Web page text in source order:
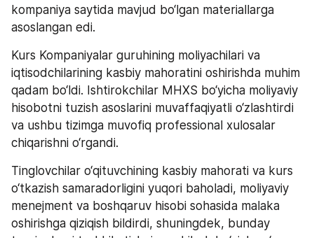
kompaniya saytida mavjud bo‘lgan materiallarga
asoslangan edi.
Kurs Kompaniyalar guruhining moliyachilari va
iqtisodchilarining kasbiy mahoratini oshirishda muhim
qadam bo‘ldi. Ishtirokchilar MHXS bo‘yicha moliyaviy
hisobotni tuzish asoslarini muvaffaqiyatli o‘zlashtirdi
va ushbu tizimga muvofiq professional xulosalar
chiqarishni o‘rgandi.
Tinglovchilar o‘qituvchining kasbiy mahorati va kurs
o‘tkazish samaradorligini yuqori baholadi, moliyaviy
menejment va boshqaruv hisobi sohasida malaka
oshirishga qiziqish bildirdi, shuningdek, bunday